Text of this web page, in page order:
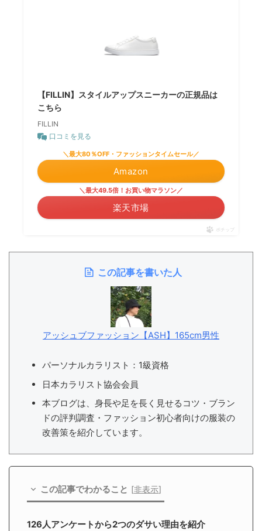
【FILLIN】スタイルアップスニーカーの正規品は
こちら
FILLIN
口コミを見る
＼最大80％OFF・ファッションタイムセール／
Amazon
＼最大49.5倍！お買い物マラソン／
楽天市場
ポチップ
この記事を書いた人
アッシュブファッション【ASH】165cm男性
パーソナルカラリスト：1級資格
日本カラリスト協会会員
本ブログは、身長や足を長く見せるコツ・ブラン
ドの評判調査・ファッション初心者向けの服装の
改善策を紹介しています。
この記事でわかること [非表示]
126人アンケートから2つのダサい理由を紹介